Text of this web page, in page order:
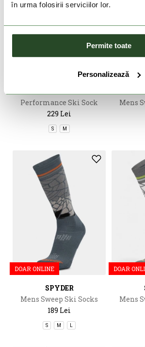
în urma folosirii serviciilor lor.
Permite toate
Personalizează
Performance Ski Sock
229 Lei
S M
DOAR
Mens
DOAR ONLINE
SPYDER
Mens Sweep Ski Socks
189 Lei
S M
DOAR
Mens